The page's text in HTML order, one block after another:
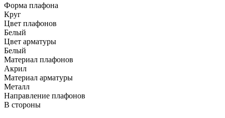
Форма плафона
Круг
Цвет плафонов
Белый
Цвет арматуры
Белый
Материал плафонов
Акрил
Материал арматуры
Металл
Направление плафонов
В стороны